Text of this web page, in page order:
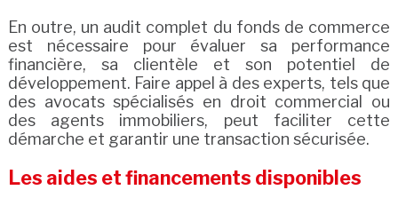
En outre, un audit complet du fonds de commerce
est nécessaire pour évaluer sa performance
financière, sa clientèle et son potentiel de
développement. Faire appel à des experts, tels que
des avocats spécialisés en droit commercial ou
des agents immobiliers, peut faciliter cette
démarche et garantir une transaction sécurisée.
Les aides et financements disponibles